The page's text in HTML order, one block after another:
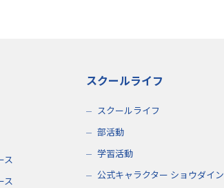
ス
ス
スクールライフ
スクールライフ
部活動
学習活動
公式キャラクター ショウダイン